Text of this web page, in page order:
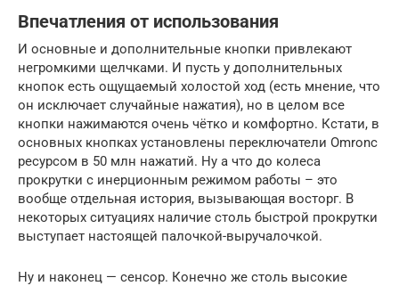
Впечатления от использования
И основные и дополнительные кнопки привлекают
негромкими щелчками. И пусть у дополнительных
кнопок есть ощущаемый холостой ход (есть мнение, что
он исключает случайные нажатия), но в целом все
кнопки нажимаются очень чётко и комфортно. Кстати, в
основных кнопках установлены переключатели Omronс
ресурсом в 50 млн нажатий. Ну а что до колеса
прокрутки с инерционным режимом работы – это
вообще отдельная история, вызывающая восторг. В
некоторых ситуациях наличие столь быстрой прокрутки
выступает настоящей палочкой-выручалочкой.
Ну и наконец — сенсор. Конечно же столь высокие